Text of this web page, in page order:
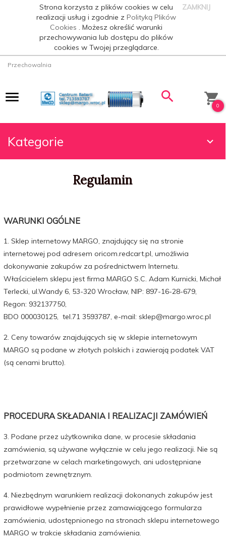
Strona korzysta z plików cookies w celu
realizacji usług i zgodnie zPolityką Plików
Cookies. Możesz określić warunki
przechowywania lub dostępu do plików
cookies w Twojej przeglądarce.
ZAMKNIJ
Przechowalnia
0
Kategorie
Regulamin
WARUNKI OGÓLNE
1. Sklep internetowy MARGO, znajdujący się na stronie
internetowej pod adresem oricom.redcart.pl, umożliwia
dokonywanie zakupów za pośrednictwem Internetu.
Właścicielem sklepu jest firma MARGO S.C. Adam Kurnicki, Michał
Terlecki, ul.Wandy 6, 53-320 Wrocław, NIP: 897-16-28-679,
Regon: 932137750,
BDO 000030125, tel.71 3593787, e-mail: sklep@margo.wroc.pl
2. Ceny towarów znajdujących się w sklepie internetowym
MARGO są podane w złotych polskich i zawierają podatek VAT
(są cenami brutto).
PROCEDURA SKŁADANIA I REALIZACJI ZAMÓWIEŃ
3. Podane przez użytkownika dane, w procesie składania
zamówienia, są używane wyłącznie w celu jego realizacji. Nie są
przetwarzane w celach marketingowych, ani udostępniane
podmiotom zewnętrznym.
4. Niezbędnym warunkiem realizacji dokonanych zakupów jest
prawidłowe wypełnienie przez zamawiającego formularza
zamówienia, udostępnionego na stronach sklepu internetowego
MARGO w trakcie składania zamówienia.